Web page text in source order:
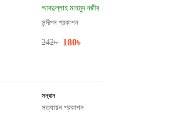
আবদুল্লাহ মাহমুদ নজীব
সন্দীপন প্রকাশন
242৳ 180৳
সন্ধান
সত্যায়ন প্রকাশন